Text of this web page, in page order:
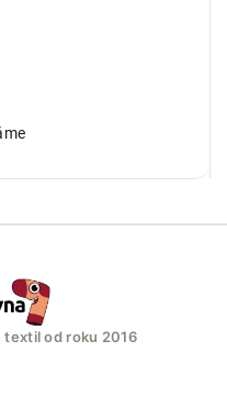
textil od roku 2016